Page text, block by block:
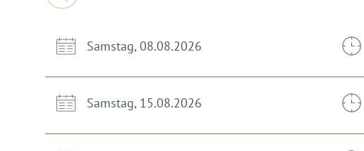
Samstag, 08.08.2026
Samstag, 15.08.2026